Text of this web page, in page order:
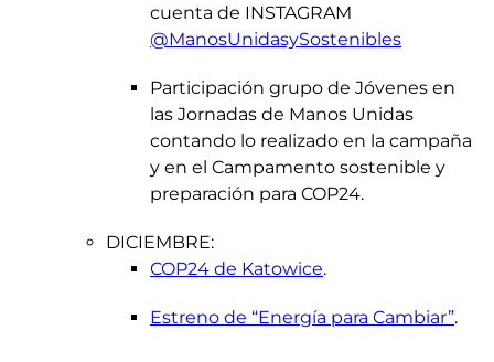
cuenta de INSTAGRAM
@ManosUnidasySostenibles
Participación grupo de Jóvenes en
las Jornadas de Manos Unidas
contando lo realizado en la campaña
y en el Campamento sostenible y
preparación para COP24.
DICIEMBRE:
COP24 de Katowice.
Estreno de “Energía para Cambiar”.